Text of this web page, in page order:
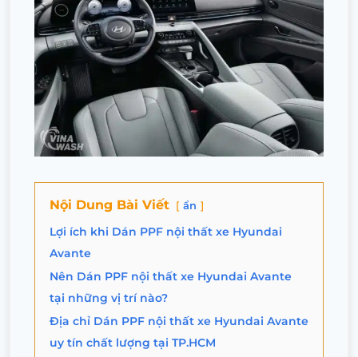
Nội Dung Bài Viết ẩn
Lợi ích khi Dán PPF nội thất xe Hyundai
Avante
Nên Dán PPF nội thất xe Hyundai Avante
tại những vị trí nào?
Địa chỉ Dán PPF nội thất xe Hyundai Avante
uy tín chất lượng tại TP.HCM